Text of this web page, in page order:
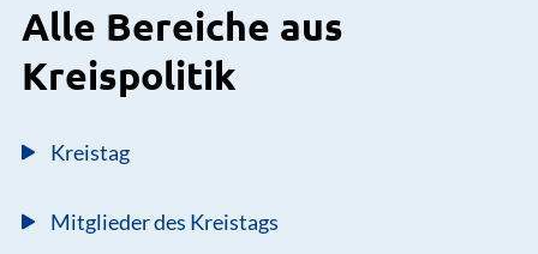
Alle Bereiche aus
Kreispolitik
Kreistag
Mitglieder des Kreistags